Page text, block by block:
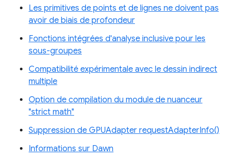
Les primitives de points et de lignes ne doivent pas
avoir de biais de profondeur
Fonctions intégrées d'analyse inclusive pour les
sous-groupes
Compatibilité expérimentale avec le dessin indirect
multiple
Option de compilation du module de nuanceur
"strict math"
Suppression de GPUAdapter requestAdapterInfo()
Informations sur Dawn